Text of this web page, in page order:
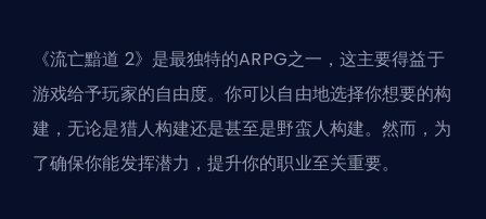
《流亡黯道 2》是最独特的ARPG之一，这主要得益于
游戏给予玩家的自由度。你可以自由地选择你想要的构
建，无论是猎人构建还是甚至是野蛮人构建。然而，为
了确保你能发挥潜力，提升你的职业至关重要。